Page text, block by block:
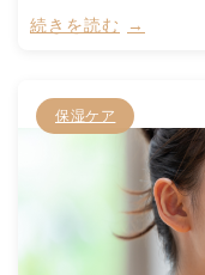
続きを読む
保湿ケア